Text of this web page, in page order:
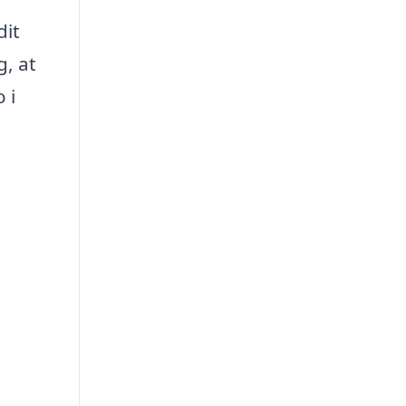
at
i